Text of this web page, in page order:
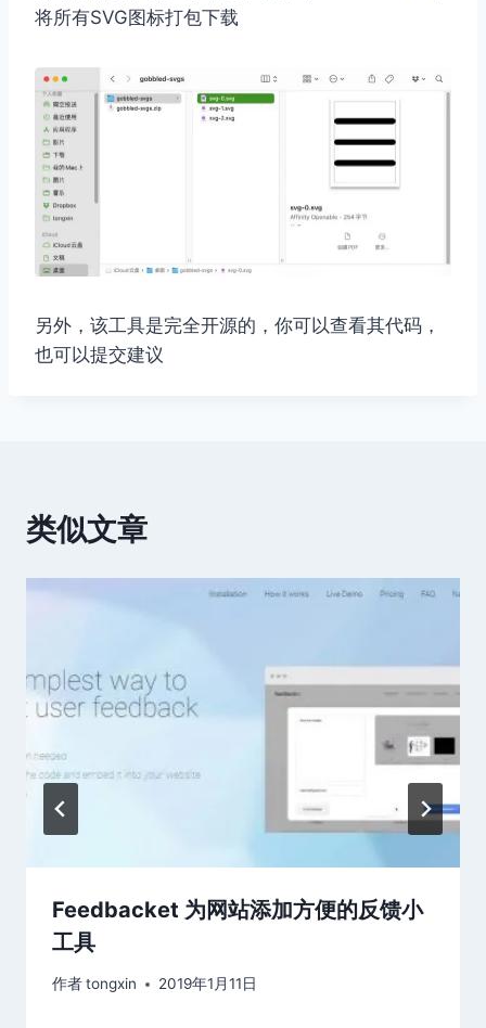
将所有SVG图标打包下载
另外，该工具是完全开源的，你可以查看其代码，
也可以提交建议
类似文章
Feedbacket 为网站添加方便的反馈小
工具
作者tongxin 2019年1月11日